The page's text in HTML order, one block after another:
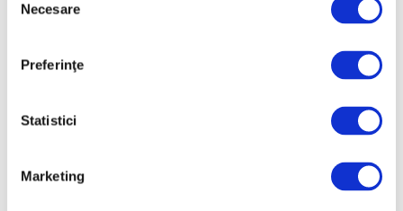
consimțământului
Necesare
Preferinţe
Statistici
Marketing
științific vechi de zeci de